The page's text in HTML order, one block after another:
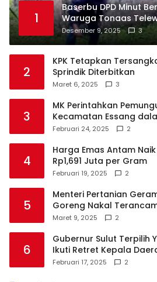
1
Baserbu DPD Minut
Waruga Tonaas
Agenda Rutin
Minahasa
Desember 9, 2025 3
2
KPK Tetapkan
Sprindik Diterbitkan
Maret 6, 2025 3
3
MK Perintahkan
Kecamatan Essang
Talaud
Februari 24, 2025 2
4
Harga Emas Antam Naik
Rp1,691 Juta per Gram
Februari 19, 2025 2
5
Menteri Pertanian
Goreng Nakal
Maret 9, 2025 2
6
Gubernur Sulut Terpilih
Ikuti Retret Kepala
Februari 17, 2025 2